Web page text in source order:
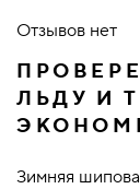
Отзывов нет
ЛЬДУ И
Зимняя